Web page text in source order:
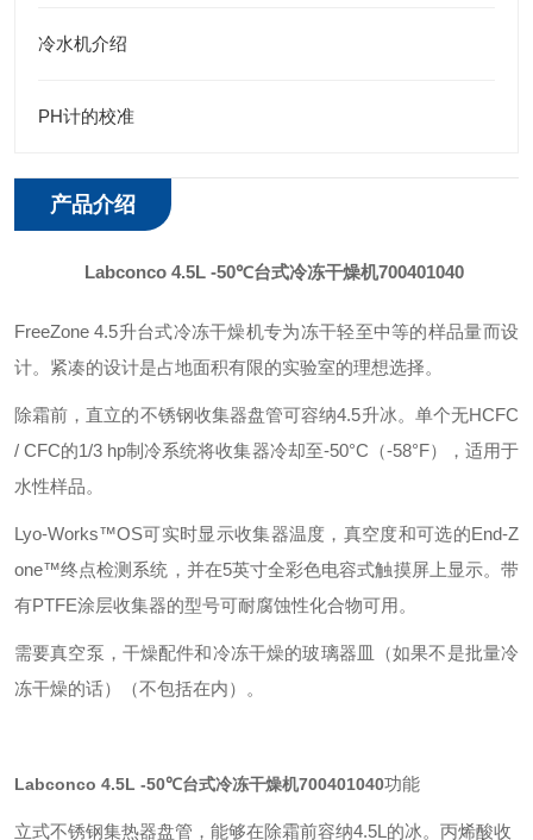
冷水机介绍
PH计的校准
产品介绍
Labconco 4.5L -50℃台式冷冻干燥机700401040
FreeZone 4.5升台式冷冻干燥机专为冻干轻至中等的样品量而设
计。紧凑的设计是占地面积有限的实验室的理想选择。
除霜前，直立的不锈钢收集器盘管可容纳4.5升冰。单个无HCFC
/ CFC的1/3 hp制冷系统将收集器冷却至-50°C（-58°F），适用于
水性样品。
Lyo-Works™OS可实时显示收集器温度，真空度和可选的End-Z
one™终点检测系统，并在5英寸全彩色电容式触摸屏上显示。带
有PTFE涂层收集器的型号可耐腐蚀性化合物可用。
需要真空泵，干燥配件和冷冻干燥的玻璃器皿（如果不是批量冷
冻干燥的话）（不包括在内）。
Labconco 4.5L -50℃台式冷冻干燥机700401040功能
立式不锈钢集热器盘管，能够在除霜前容纳4.5L的冰。丙烯酸收